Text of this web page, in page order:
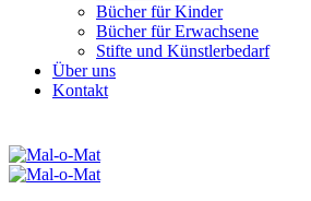
Bücher für Kinder
Bücher für Erwachsene
Stifte und Künstlerbedarf
Über uns
Kontakt